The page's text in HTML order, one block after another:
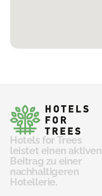
Hotels for Trees
leistet einen aktiven
Beitrag zu einer
nachhaltigeren
Hotellerie.